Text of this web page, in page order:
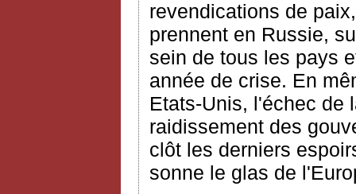
revendications de
prennent en Russie,
sein de tous les pays
année de crise. En
Etats-Unis, l'échec de
raidissement des
clôt les derniers
sonne le glas de